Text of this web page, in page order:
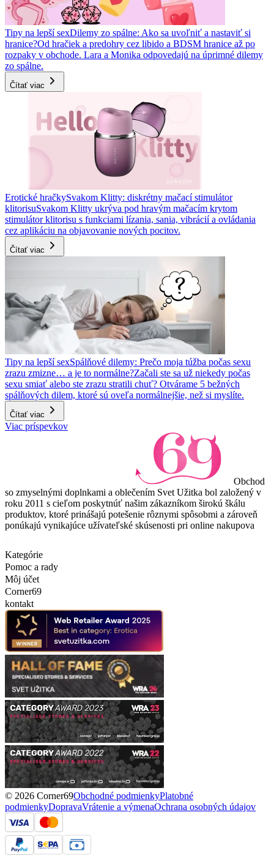
Tipy na lepší sexDilemy zo spálne: Ako sa uvoľniť a nastaviť si
hranice?Od hračiek a predohry cez libido a BDSM hranice až po
rozpaky v obchode. Lara a Monika odpovedajú na úprimné dilemy
zo spálne.
Čítať viac
Erotické hračkySvakom Klitty: diskrétny mačací stimulátor
klitorisuSvakom Klitty ukrýva pod hravým mačacím krytom
stimulátor klitorisu s funkciami lízania, sania, vibrácií a ovládania
cez aplikáciu na objavovanie nových pocitov.
Čítať viac
Tipy na lepší sexSpálňové dilemy: Prečo moja túžba počas sexu
zrazu zmizne… a je to normálne?Začali ste sa už niekedy počas
sexu smiať alebo ste zrazu stratili chuť? Otvárame 5 bežných
spálňových dilem, ktoré sú oveľa normálnejšie, než si myslíte.
Čítať viac
Viac príspevkov
Obchod
so zmyselnými doplnkami a oblečením Svet Užitka bol založený v
roku 2011 s cieľom poskytnúť našim zákazníkom širokú škálu
produktov, ktoré prinášajú potešenie rôznymi spôsobmi a zároveň
ponúkajú vynikajúce užívateľské skúsenosti pri online nakupova
Kategórie
Pomoc a rady
Môj účet
Corner69
kontakt
© 2026 Corner69Obchodné podmienkyPlatobné
podmienkyDopravaVrátenie a výmenaOchrana osobných údajov